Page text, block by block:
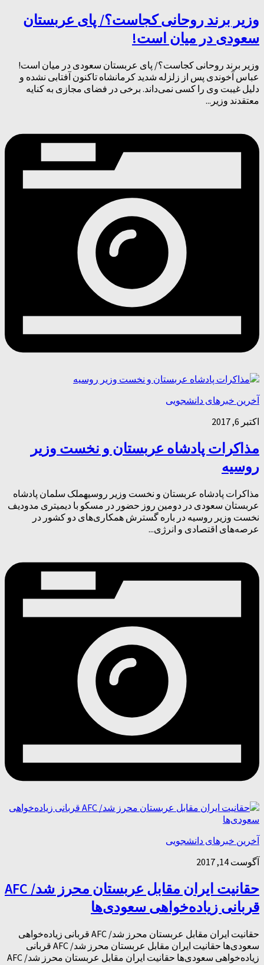
وزیر برند روحانی کجاست؟/ پای عربستان
سعودی در میان است!
وزیر برند روحانی کجاست؟/ پای عربستان سعودی در میان است!
عباس آخوندی پس از زلزله شدید کرمانشاه تاکنون آفتابی نشده و
دلیل غیبت وی را کسی نمی‌داند. برخی در فضای مجازی به کنایه
معتقدند وزیر...
آخرین خبرهای دانشجویی
اکتبر 6, 2017
مذاکرات پادشاه عربستان و نخست وزیر
روسیه
مذاکرات پادشاه عربستان و نخست وزیر روسیهملک سلمان پادشاه
عربستان سعودی در دومین روز حضور در مسکو با دیمیتری مدودیف
نخست وزیر روسیه در باره گسترش همکاری‌های دو کشور در
عرصه‌های اقتصادی و انرژی...
آخرین خبرهای دانشجویی
آگوست 14, 2017
حقانیت ایران مقابل عربستان محرز شد/ AFC
قربانی زیاده‌خواهی سعودی‌ها
حقانیت ایران مقابل عربستان محرز شد/ AFC قربانی زیاده‌خواهی
سعودی‌ها حقانیت ایران مقابل عربستان محرز شد/ AFC قربانی
زیاده‌خواهی سعودی‌ها حقانیت ایران مقابل عربستان محرز شد/ AFC